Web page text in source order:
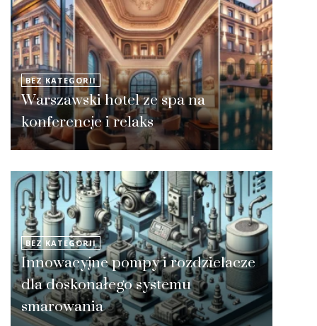
BEZ KATEGORII
Warszawski hotel ze spa na
konferencje i relaks
BEZ KATEGORII
Innowacyjne pompy i rozdzielacze
dla doskonałego systemu
smarowania